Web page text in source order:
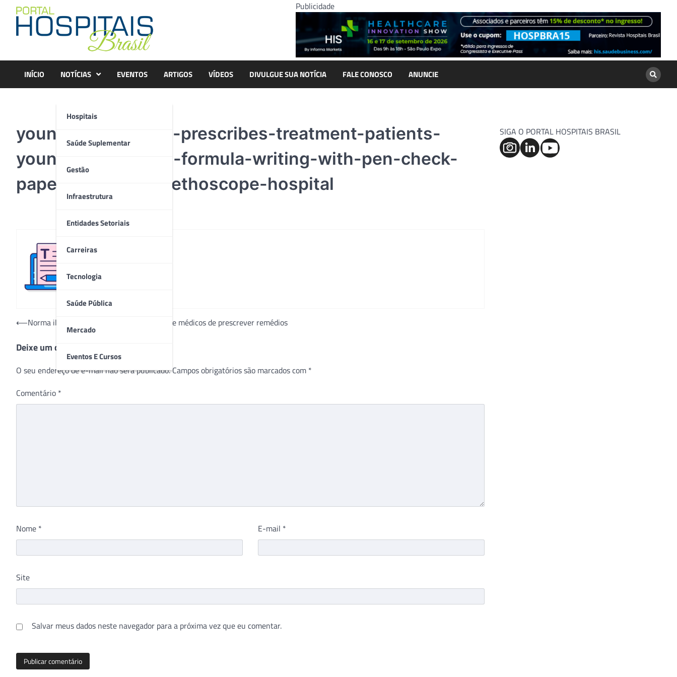
content
Publicidade
INÍCIO NOTÍCIAS
Hospitais
Saúde Suplementar
Gestão
Infraestrutura
Entidades Setoriais
Carreiras
Tecnologia
Saúde Pública
Mercado
Eventos E Cursos
EVENTOS ARTIGOS VÍDEOS DIVULGUE SUA NOTÍCIA FALE CONOSCO ANUNCIE
young-doctor-who-prescribes-treatment-patients-
young-doctor-with-formula-writing-with-pen-check-
paperwork-with-stethoscope-hospital
Navegação
Post
⟵Norma ilegal do Governo da Paraíba impede médicos de prescrever remédios
Deixe um comentário
O seu endereço de e-mail não será publicado.Campos obrigatórios são marcados com *
Comentário *
Nome * E-mail *
Site
Salvar meus dados neste navegador para a próxima vez que eu comentar.
SIGA O PORTAL HOSPITAIS BRASIL